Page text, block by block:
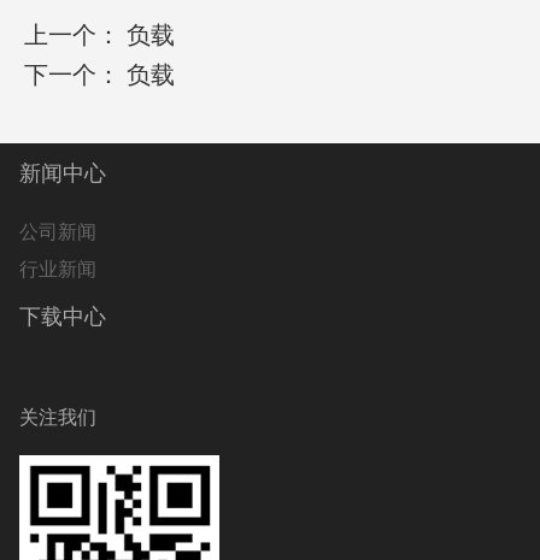
上一个： 负载
下一个： 负载
新闻中心
公司新闻
行业新闻
下载中心
关注我们